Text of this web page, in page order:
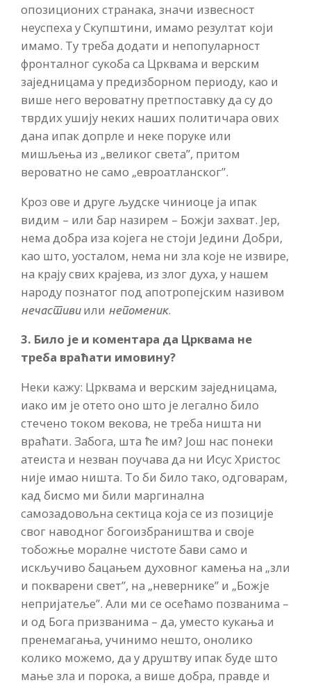
опозиционих странака, значи извесност
неуспеха у Скупштини, имамо резултат који
имамо. Ту треба додати и непопуларност
фронталног сукоба са Црквама и верским
заједницама у предизборном периоду, као и
више него вероватну претпоставку да су до
тврдих ушију неких наших политичара ових
дана ипак допрле и неке поруке или
мишљења из „великог света”, притом
вероватно не само „евроатланског”.
Кроз ове и друге људске чиниоце ја ипак
видим – или бар назирем – Божји захват. Јер,
нема добра иза којега не стоји Једини Добри,
као што, уосталом, нема ни зла које не извире,
на крају свих крајева, из злог духа, у нашем
народу познатог под апотропејским називом
нечастивиили непоменик.
3. Било је и коментара да Црквама не
треба враћати имовину?
Неки кажу: Црквама и верским заједницама,
иако им је отето оно што је легално било
стечено током векова, не треба ништа ни
враћати. Забога, шта ће им? Још нас понеки
атеиста и незван поучава да ни Исус Христос
није имао ништа. То би било тако, одговарам,
кад бисмо ми били маргинална
самозадовољна сектица која се из позиције
свог наводног богоизбраништва и своје
тобожње моралне чистоте бави само и
искључиво бацањем духовног камења на „зли
и покварени свет”, на „невернике” и „Божје
непријатеље”. Али ми се осећамо позванима –
и од Бога призванима – да, уместо кукања и
пренемагања, учинимо нешто, онолико
колико можемо, да у друштву ипак буде што
мање зла и порока, а више добра, правде и